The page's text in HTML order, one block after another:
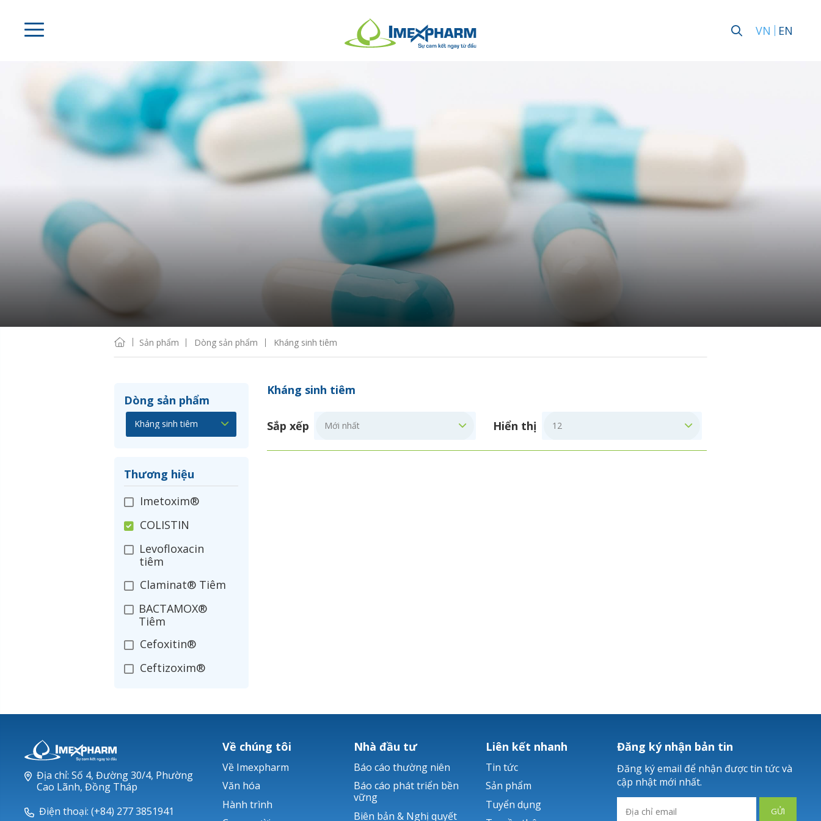
VN EN
Sản phẩm Dòng sản phẩm Kháng sinh tiêm
Dòng sản phẩm
Thương hiệu
Imetoxim®
COLISTIN
Levofloxacin
tiêm
Claminat® Tiêm
BACTAMOX®
Tiêm
Cefoxitin®
Ceftizoxim®
Nerusyn®
Ticarlinat®
Zobacta®
Kháng sinh tiêm
Sắp xếp Hiển thị
Địa chỉ: Số 4, Đường 30/4, Phường
Cao Lãnh, Đồng Tháp
Điện thoại: (+84) 277 3851941
Về chúng tôi
Về Imexpharm
Văn hóa
Hành trình
Nhà đầu tư
Báo cáo thường niên
Báo cáo phát triển bền
vững
Biên bản & Nghị quyết
Liên kết nhanh
Tin tức
Sản phẩm
Tuyển dụng
Đăng ký nhận bản tin
Đăng ký email để nhận được tin tức và
cập nhật mới nhất.
GỬI